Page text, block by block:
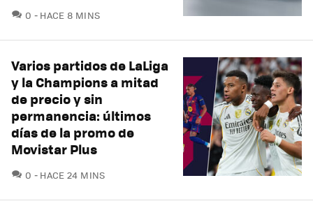
0 COMENTARIOS
HACE 8 MINS
Varios partidos de LaLiga
y la Champions a mitad
de precio y sin
permanencia: últimos
días de la promo de
Movistar Plus
0 COMENTARIOS
HACE 24 MINS